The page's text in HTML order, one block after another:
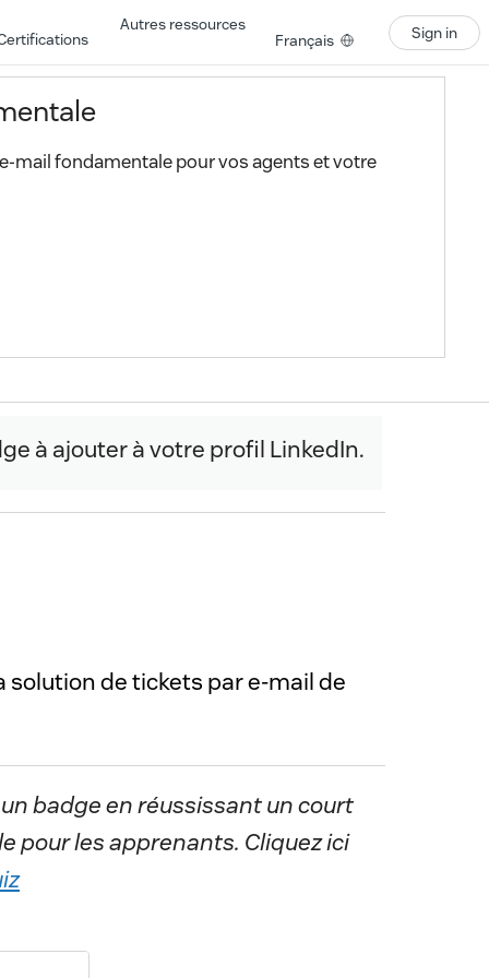
Autres ressources
Français
Sign in
mail fondamentale pour vos agents et votre
à ajouter à votre profil LinkedIn.
solution de tickets par e-mail de
badge en réussissant un court
pour les apprenants. Cliquez ici